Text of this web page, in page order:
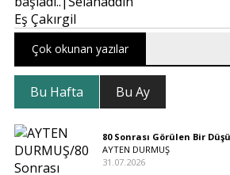
Çok okunan yazılar
Bu Hafta Bu Ay
80 Sonrası Görülen Bir
AYTEN DURMUŞ
31.07.2026